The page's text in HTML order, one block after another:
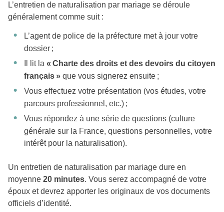
L’entretien de naturalisation par mariage se déroule
généralement comme suit :
L’agent de police de la préfecture met à jour votre
dossier ;
Il lit la « Charte des droits et des devoirs du citoyen
français » que vous signerez ensuite ;
Vous effectuez votre présentation (vos études, votre
parcours professionnel, etc.) ;
Vous répondez à une série de questions (culture
générale sur la France, questions personnelles, votre
intérêt pour la naturalisation).
Un entretien de naturalisation par mariage dure en
moyenne 20 minutes. Vous serez accompagné de votre
époux et devrez apporter les originaux de vos documents
officiels d’identité.